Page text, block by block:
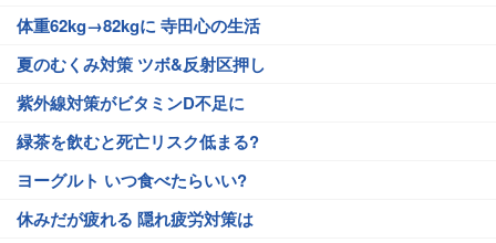
体重62kg→82kgに 寺田心の生活
夏のむくみ対策 ツボ&反射区押し
紫外線対策がビタミンD不足に
緑茶を飲むと死亡リスク低まる?
ヨーグルト いつ食べたらいい?
休みだが疲れる 隠れ疲労対策は